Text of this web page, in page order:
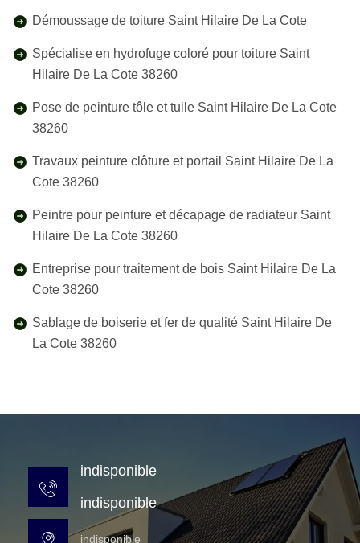
Démoussage de toiture Saint Hilaire De La Cote
Spécialise en hydrofuge coloré pour toiture Saint
Hilaire De La Cote 38260
Pose de peinture tôle et tuile Saint Hilaire De La Cote
38260
Travaux peinture clôture et portail Saint Hilaire De La
Cote 38260
Peintre pour peinture et décapage de radiateur Saint
Hilaire De La Cote 38260
Entreprise pour traitement de bois Saint Hilaire De La
Cote 38260
Sablage de boiserie et fer de qualité Saint Hilaire De
La Cote 38260
indisponible
indisponible
indisponible